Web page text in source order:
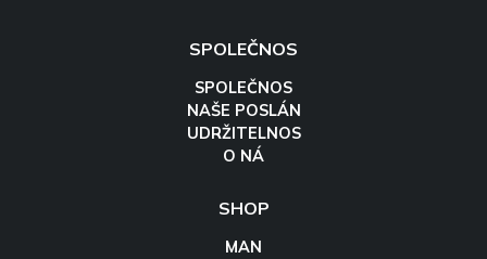
SPOLEČNOS
SPOLEČNOS
NAŠE POSLÁN
UDRŽITELNOS
O NÁ
SHOP
MAN